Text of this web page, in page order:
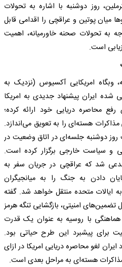
روز دوشنبه با اشاره به تحولات
پوتین و عراقچی را اقدامی قابل
به تحولات صحنه خاورمیانه، اهمیت
است.
وبگاه امریکایی آکسیوس (نزدیک به
ایران پیشنهاد جدیدی به امریکا
رفع محاصره دریایی خود ارائه کرده؛
هسته‌ای را به تعویق می‌اندازد.
روز دوشنبه جلسه‌ای در اتاق وضعیت در
و سیاست خارجی برگزار کرده است.
مدعی شد که عراقچی در جریان سفر به
دادن به جنگ را به میانجیگران
ایالات متحده منتقل خواهد شد. گفته
امنیتی، بازگشایی تنگه هرمز
با روسیه به عنوان یک قدرت
برای پیشبرد این طرح حیاتی بود.
لغو محاصره دریایی امریکا در ازای
هسته‌ای به مراحل بعدی است.